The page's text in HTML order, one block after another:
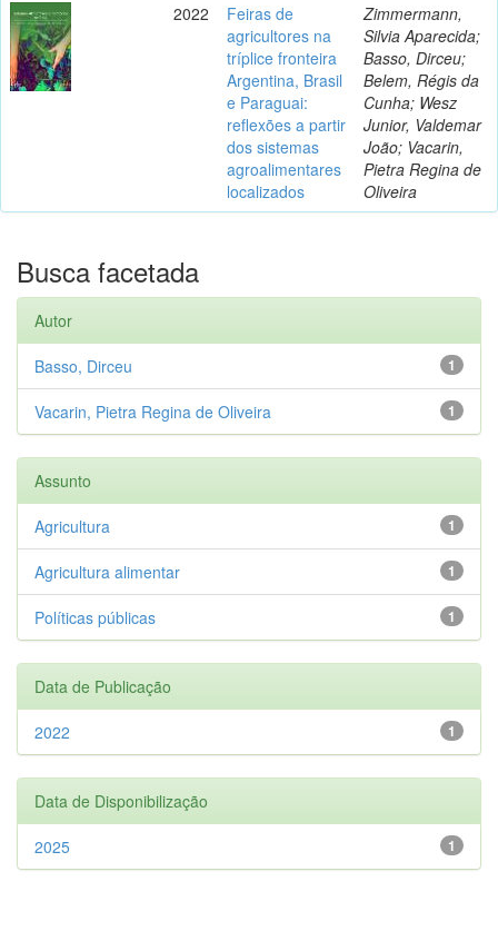
2022
Feiras de
agricultores na
tríplice fronteira
Argentina, Brasil
e Paraguai:
reflexões a partir
dos sistemas
agroalimentares
localizados
Zimmermann,
Silvia Aparecida;
Basso, Dirceu;
Belem, Régis da
Cunha; Wesz
Junior, Valdemar
João; Vacarin,
Pietra Regina de
Oliveira
Busca facetada
Autor
1
Basso, Dirceu
1
Vacarin, Pietra Regina de Oliveira
Assunto
1
Agricultura
1
Agricultura alimentar
1
Políticas públicas
Data de Publicação
1
2022
Data de Disponibilização
1
2025